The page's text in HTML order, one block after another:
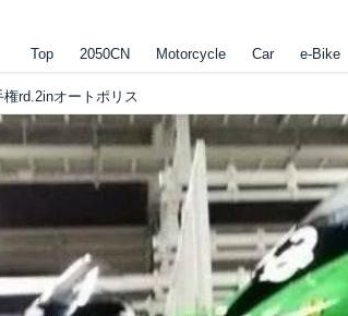
Top 2050CN Motorcycle Car e-Bike
rd.2inオートポリス